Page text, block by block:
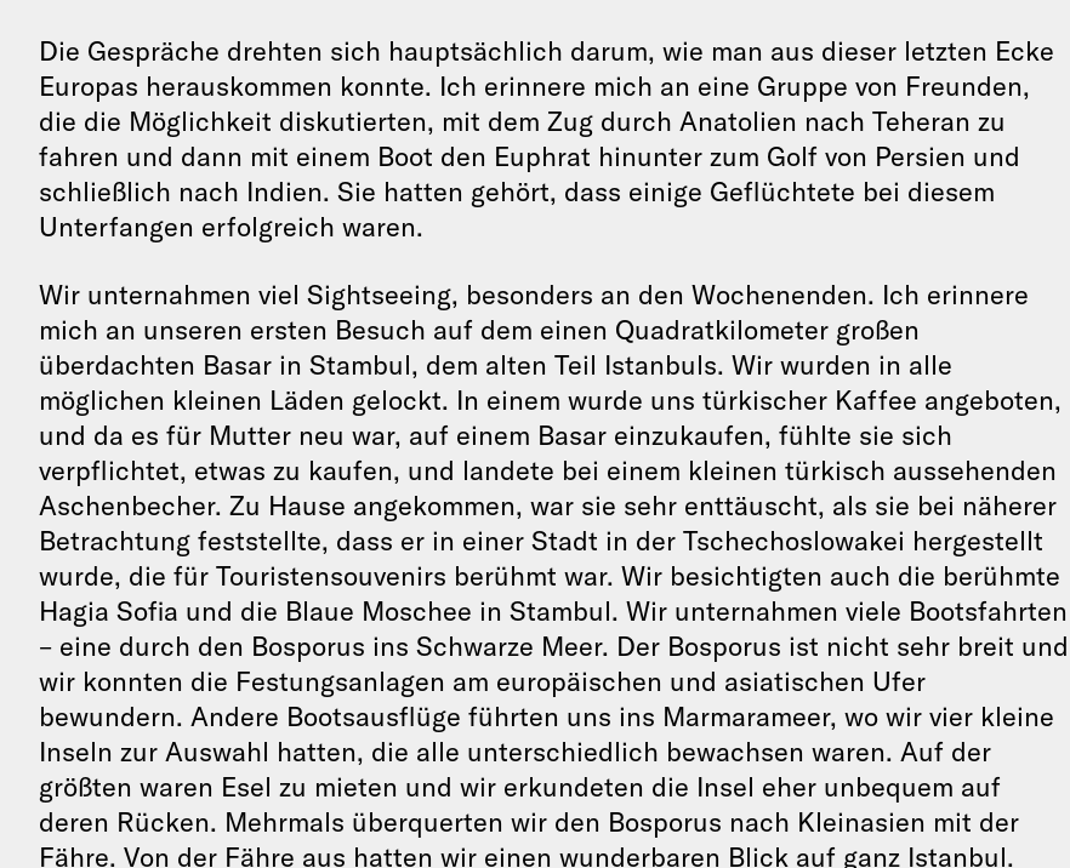
Die Gespräche drehten sich hauptsächlich darum, wie man aus dieser letzten Ecke
Europas herauskommen konnte. Ich erinnere mich an eine Gruppe von Freunden,
die die Möglichkeit diskutierten, mit dem Zug durch Anatolien nach Teheran zu
fahren und dann mit einem Boot den Euphrat hinunter zum Golf von Persien und
schließlich nach Indien. Sie hatten gehört, dass einige Geflüchtete bei diesem
Unterfangen erfolgreich waren.
Wir unternahmen viel Sightseeing, besonders an den Wochenenden. Ich erinnere
mich an unseren ersten Besuch auf dem einen Quadratkilometer großen
überdachten Basar in Stambul, dem alten Teil Istanbuls. Wir wurden in alle
möglichen kleinen Läden gelockt. In einem wurde uns türkischer Kaffee angeboten,
und da es für Mutter neu war, auf einem Basar einzukaufen, fühlte sie sich
verpflichtet, etwas zu kaufen, und landete bei einem kleinen türkisch aussehenden
Aschenbecher. Zu Hause angekommen, war sie sehr enttäuscht, als sie bei näherer
Betrachtung feststellte, dass er in einer Stadt in der Tschechoslowakei hergestellt
wurde, die für Touristensouvenirs berühmt war. Wir besichtigten auch die berühmte
Hagia Sofia und die Blaue Moschee in Stambul. Wir unternahmen viele Bootsfahrten
– eine durch den Bosporus ins Schwarze Meer. Der Bosporus ist nicht sehr breit und
wir konnten die Festungsanlagen am europäischen und asiatischen Ufer
bewundern. Andere Bootsausflüge führten uns ins Marmarameer, wo wir vier kleine
Inseln zur Auswahl hatten, die alle unterschiedlich bewachsen waren. Auf der
größten waren Esel zu mieten und wir erkundeten die Insel eher unbequem auf
deren Rücken. Mehrmals überquerten wir den Bosporus nach Kleinasien mit der
Fähre. Von der Fähre aus hatten wir einen wunderbaren Blick auf ganz Istanbul.